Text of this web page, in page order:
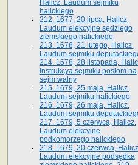
Halicz. Laudum sejmiku
halickiego
212. 1677, 20 lipca, Halicz.
Laudum elekcyjne sędziego
ziemskiego halickiego
213. 1678, 21 lutego, Halicz.
Laudum sejmiku
214. 1678, 28 listopada,
Instrukcya sejmiku posłom na
sejm walny
215. 1679, 25 maja, Halicz.
Laudum sejmiku halickiego
216. 1679, 26 maja, Halicz.
Laudum sejmiku
217. 1679, 5 czerwca, Halicz.
Laudum elekcyjne
podkomorzego halickiego
218. 1679, 20 czerwca,
Laudum elekcyjne podsędka